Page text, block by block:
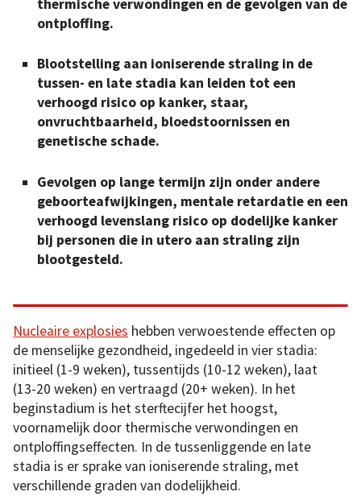
thermische verwondingen en de gevolgen van de
ontploffing.
Blootstelling aan ioniserende straling in de
tussen- en late stadia kan leiden tot een
verhoogd risico op kanker, staar,
onvruchtbaarheid, bloedstoornissen en
genetische schade.
Gevolgen op lange termijn zijn onder andere
geboorteafwijkingen, mentale retardatie en een
verhoogd levenslang risico op dodelijke kanker
bij personen die in utero aan straling zijn
blootgesteld.
Nucleaire explosies hebben verwoestende effecten op
de menselijke gezondheid, ingedeeld in vier stadia:
initieel (1-9 weken), tussentijds (10-12 weken), laat
(13-20 weken) en vertraagd (20+ weken). In het
beginstadium is het sterftecijfer het hoogst,
voornamelijk door thermische verwondingen en
ontploffingseffecten. In de tussenliggende en late
stadia is er sprake van ioniserende straling, met
verschillende graden van dodelijkheid.